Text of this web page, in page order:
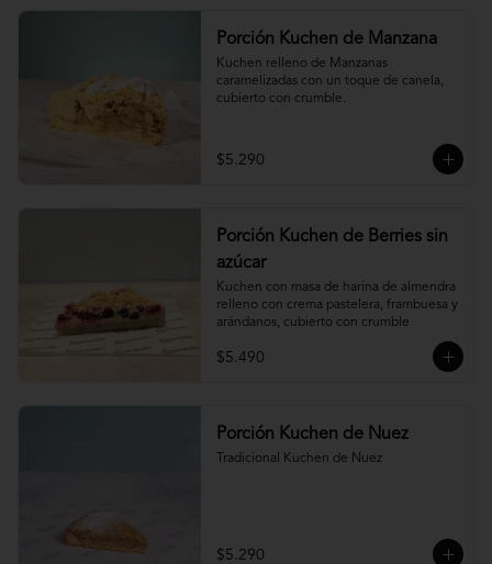
Porción Kuchen de Manzana
Kuchen relleno de Manzanas
caramelizadas con un toque de canela,
cubierto con crumble.
$5.290
Porción Kuchen de Berries sin
azúcar
Kuchen con masa de harina de almendra
relleno con crema pastelera, frambuesa y
arándanos, cubierto con crumble
$5.490
Porción Kuchen de Nuez
Tradicional Kuchen de Nuez
$5.290